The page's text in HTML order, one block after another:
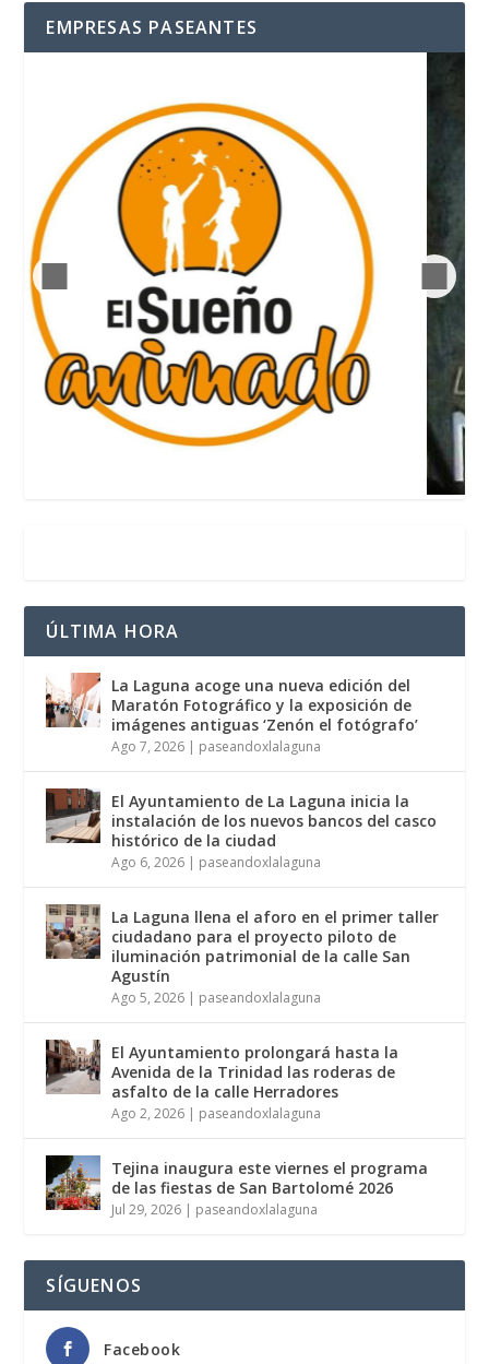
EMPRESAS PASEANTES
ÚLTIMA HORA
La Laguna acoge una nueva edición del
Maratón Fotográfico y la exposición de
imágenes antiguas ‘Zenón el fotógrafo’
Ago 7, 2026 | paseandoxlalaguna
El Ayuntamiento de La Laguna inicia la
instalación de los nuevos bancos del casco
histórico de la ciudad
Ago 6, 2026 | paseandoxlalaguna
La Laguna llena el aforo en el primer taller
ciudadano para el proyecto piloto de
iluminación patrimonial de la calle San
Agustín
Ago 5, 2026 | paseandoxlalaguna
El Ayuntamiento prolongará hasta la
Avenida de la Trinidad las roderas de
asfalto de la calle Herradores
Ago 2, 2026 | paseandoxlalaguna
Tejina inaugura este viernes el programa
de las fiestas de San Bartolomé 2026
Jul 29, 2026 | paseandoxlalaguna
SÍGUENOS
Facebook